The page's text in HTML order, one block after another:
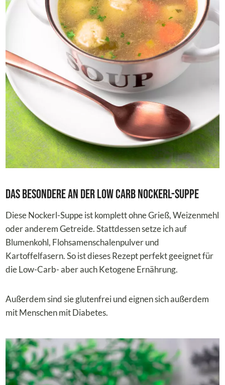
Das Besondere an der Low Carb Nockerl-Suppe
Diese Nockerl-Suppe ist komplett ohne Grieß, Weizenmehl
oder anderem Getreide. Stattdessen setze ich auf
Blumenkohl, Flohsamenschalenpulver und
Kartoffelfasern. So ist dieses Rezept perfekt geeignet für
die Low-Carb- aber auch Ketogene Ernährung.
Außerdem sind sie glutenfrei und eignen sich außerdem
mit Menschen mit Diabetes.